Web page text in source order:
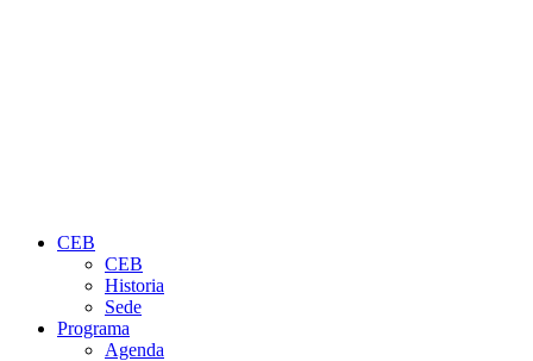
CEB
CEB
Historia
Sede
Programa
Agenda